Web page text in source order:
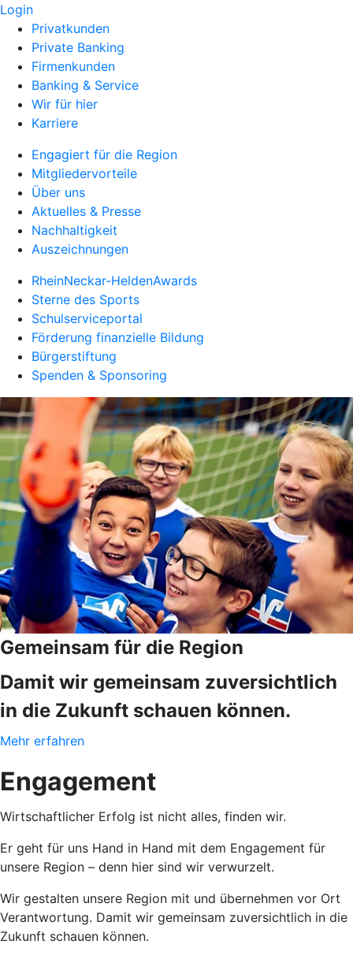
Login
Privatkunden
Private Banking
Firmenkunden
Banking & Service
Wir für hier
Karriere
Engagiert für die Region
Mitgliedervorteile
Über uns
Aktuelles & Presse
Nachhaltigkeit
Auszeichnungen
RheinNeckar-HeldenAwards
Sterne des Sports
Schulserviceportal
Förderung finanzielle Bildung
Bürgerstiftung
Spenden & Sponsoring
Gemeinsam für die Region
Damit wir gemeinsam zuversichtlich
in die Zukunft schauen können.
Mehr erfahren
Engagement
Wirtschaftlicher Erfolg ist nicht alles, finden wir.
Er geht für uns Hand in Hand mit dem Engagement für
unsere Region – denn hier sind wir verwurzelt.
Wir gestalten unsere Region mit und übernehmen vor Ort
Verantwortung. Damit wir gemeinsam zuversichtlich in die
Zukunft schauen können.